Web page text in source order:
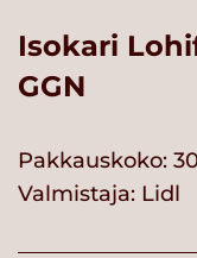
Isokari
GGN
Pakkauskoko:
Valmistaja: Lidl